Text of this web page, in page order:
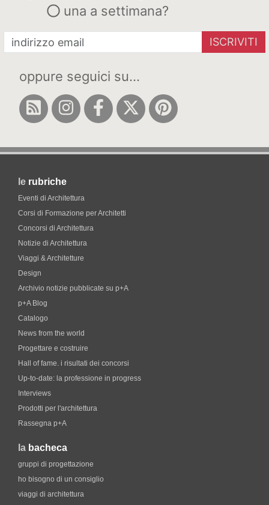
una a settimana?
ISCRIVITI
oppure seguici su...
le rubriche
Eventi di Architettura
Corsi di Formazione per Architetti
Concorsi di Architettura
Notizie di Architettura
Viaggi & Architetture
Design
Archivio notizie pubblicate su p+A
p+A Blog
Catalogo
News from the world
Progettare e costruire
Hall of fame. i risultati dei concorsi
Up-to-date: la professione in progress
Interviews
Prodotti per l'architettura
Rassegna p+A
la bacheca
gruppi di progettazione
ho bisogno di un consiglio
viaggi di architettura